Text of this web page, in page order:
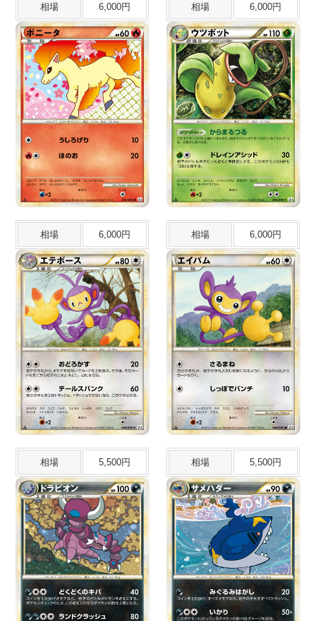
相場 6,000円 相場 6,000円
相場 6,000円 相場 6,000円
相場 5,500円 相場 5,500円